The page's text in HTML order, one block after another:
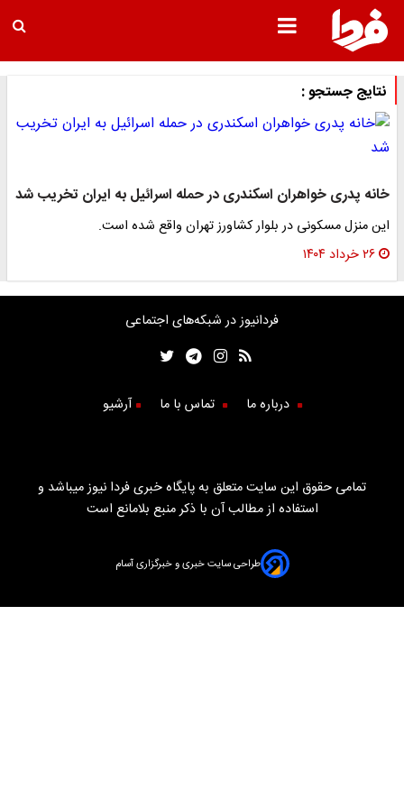
نتایج جستجو :
خانه پدری خواهران اسکندری در حمله اسرائیل به ایران تخریب شد
این منزل مسکونی در بلوار کشاورز تهران واقع شده است.
۲۶ خرداد ۱۴۰۴
فردانیوز در شبکه‌های اجتماعی
درباره ما تماس با ما آرشیو
تمامی حقوق این سایت متعلق به پایگاه خبری فردا نیوز میباشد و
استفاده از مطالب آن با ذکر منبع بلامانع است
طراحی سایت خبری و خبرگزاری آسام